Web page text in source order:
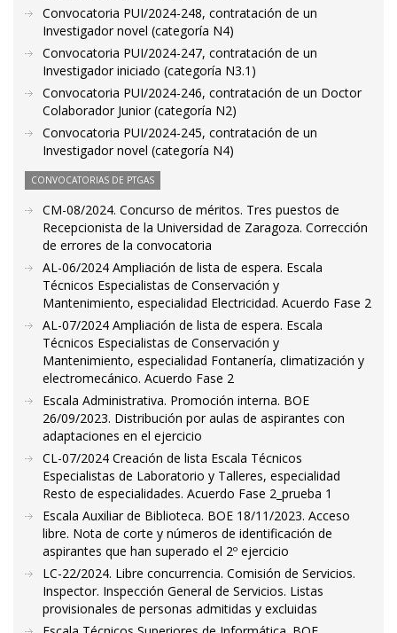
Convocatoria PUI/2024-248, contratación de un
Investigador novel (categoría N4)
Convocatoria PUI/2024-247, contratación de un
Investigador iniciado (categoría N3.1)
Convocatoria PUI/2024-246, contratación de un Doctor
Colaborador Junior (categoría N2)
Convocatoria PUI/2024-245, contratación de un
Investigador novel (categoría N4)
CONVOCATORIAS DE PTGAS
CM-08/2024. Concurso de méritos. Tres puestos de
Recepcionista de la Universidad de Zaragoza. Corrección
de errores de la convocatoria
AL-06/2024 Ampliación de lista de espera. Escala
Técnicos Especialistas de Conservación y
Mantenimiento, especialidad Electricidad. Acuerdo Fase 2
AL-07/2024 Ampliación de lista de espera. Escala
Técnicos Especialistas de Conservación y
Mantenimiento, especialidad Fontanería, climatización y
electromecánico. Acuerdo Fase 2
Escala Administrativa. Promoción interna. BOE
26/09/2023. Distribución por aulas de aspirantes con
adaptaciones en el ejercicio
CL-07/2024 Creación de lista Escala Técnicos
Especialistas de Laboratorio y Talleres, especialidad
Resto de especialidades. Acuerdo Fase 2_prueba 1
Escala Auxiliar de Biblioteca. BOE 18/11/2023. Acceso
libre. Nota de corte y números de identificación de
aspirantes que han superado el 2º ejercicio
LC-22/2024. Libre concurrencia. Comisión de Servicios.
Inspector. Inspección General de Servicios. Listas
provisionales de personas admitidas y excluidas